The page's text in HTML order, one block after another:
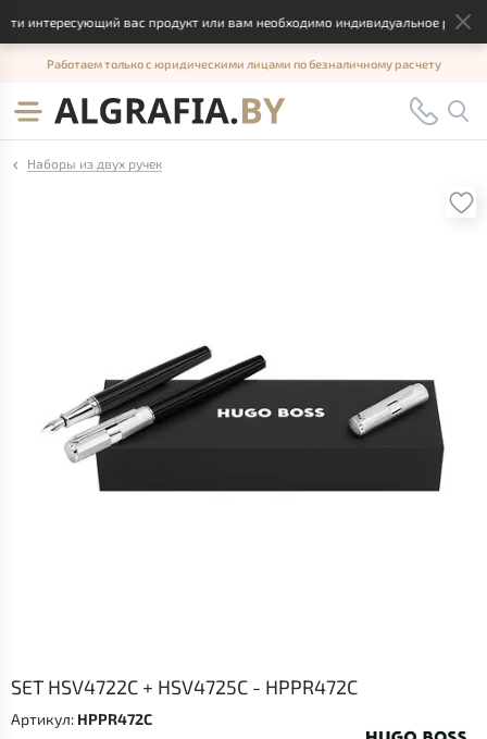
интересующий вас продукт или вам необходимо индивидуальное
Работаем только с юридическими лицами по безналичному расчету
Наборы из двух ручек
SET HSV4722C + HSV4725C - HPPR472C
Артикул: HPPR472C